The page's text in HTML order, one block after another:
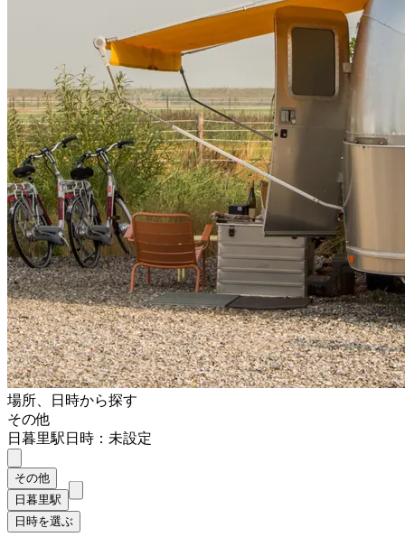
場所、日時から探す
その他
日暮里駅日時：未設定
その他
日暮里駅
日時を選ぶ